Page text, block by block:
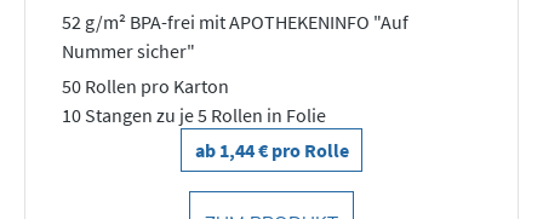
52 g/m² BPA-frei mit APOTHEKENINFO "Auf
Nummer sicher"
50 Rollen pro Karton
10 Stangen zu je 5 Rollen in Folie
ab 1,44 € pro Rolle